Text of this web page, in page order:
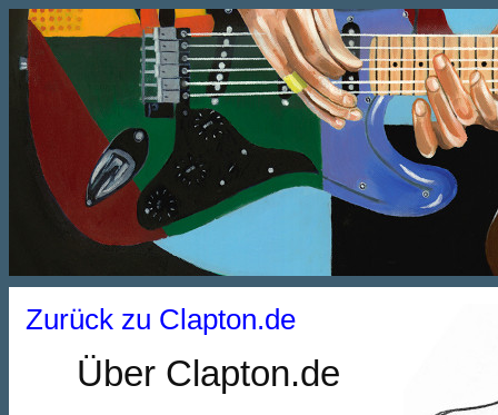
Zurück zu Clapton.de
Über Clapton.de